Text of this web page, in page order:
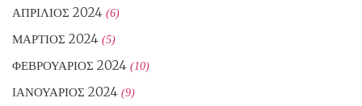
ΑΠΡΊΛΙΟΣ 2024 (6)
ΜΆΡΤΙΟΣ 2024 (5)
ΦΕΒΡΟΥΆΡΙΟΣ 2024 (10)
ΙΑΝΟΥΆΡΙΟΣ 2024 (9)